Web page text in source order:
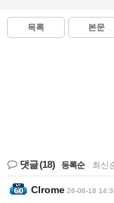
목록 본문
댓글(18) 등록순 최신
Clrome 26-06-18